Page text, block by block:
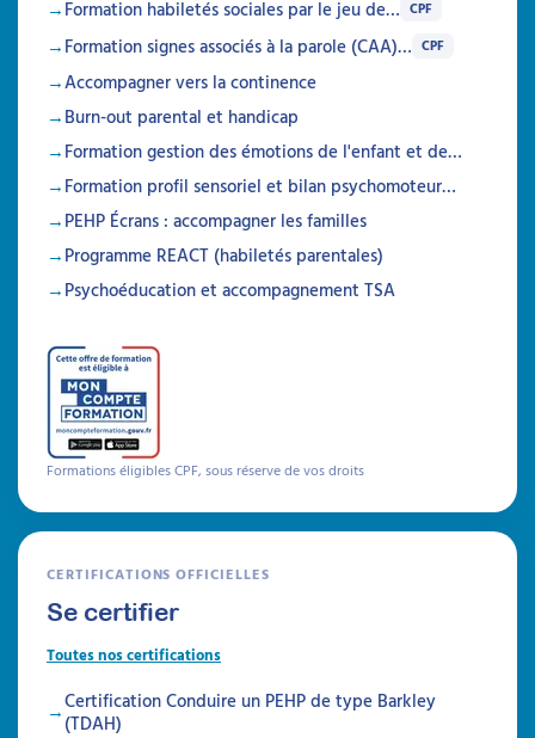
Formation habiletés sociales par le jeu de… CPF
Formation signes associés à la parole (CAA)… CPF
Accompagner vers la continence
Burn-out parental et handicap
Formation gestion des émotions de l'enfant et de…
Formation profil sensoriel et bilan psychomoteur…
PEHP Écrans : accompagner les familles
Programme REACT (habiletés parentales)
Psychoéducation et accompagnement TSA
Formations éligibles CPF, sous réserve de vos droits
CERTIFICATIONS OFFICIELLES
Se certifier
Toutes nos certifications
Certification Conduire un PEHP de type Barkley
(TDAH)